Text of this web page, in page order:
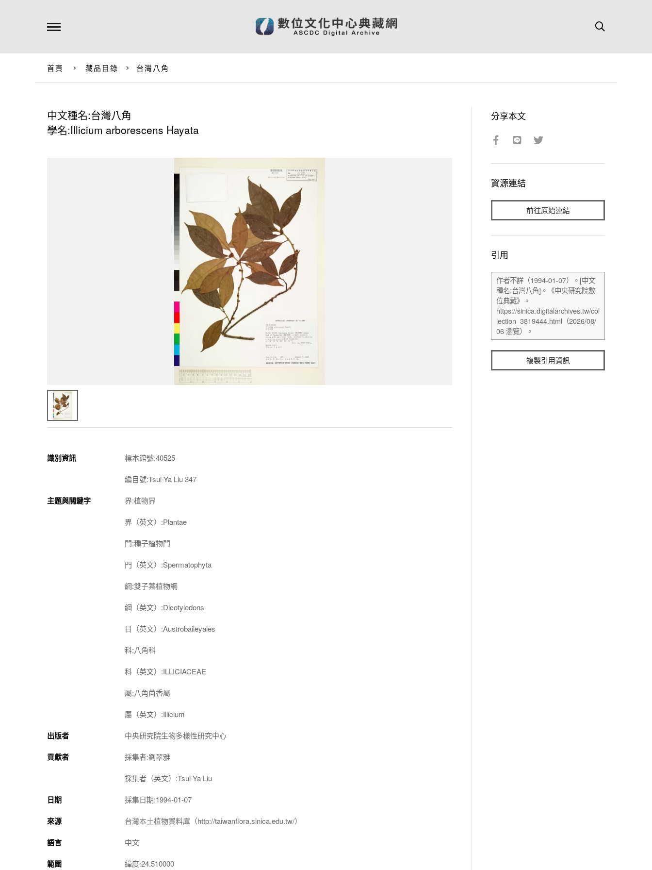
首頁 藏品目錄 台灣八角
中文種名:台灣八角
學名:Illicium arborescens Hayata
識別資訊 標本館號:40525
編目號:Tsui-Ya Liu 347
主題與關鍵字 界:植物界
界（英文）:Plantae
門:種子植物門
門（英文）:Spermatophyta
綱:雙子葉植物綱
綱（英文）:Dicotyledons
目（英文）:Austrobaileyales
科:八角科
科（英文）:ILLICIACEAE
屬:八角茴香屬
屬（英文）:Illicium
出版者 中央研究院生物多樣性研究中心
貢獻者 採集者:劉翠雅
採集者（英文）:Tsui-Ya Liu
日期 採集日期:1994-01-07
來源 台灣本土植物資料庫（http://taiwanflora.sinica.edu.tw/）
語言 中文
範圍 緯度:24.510000
分享本文
資源連結
前往原始連結
引用
複製引用資訊